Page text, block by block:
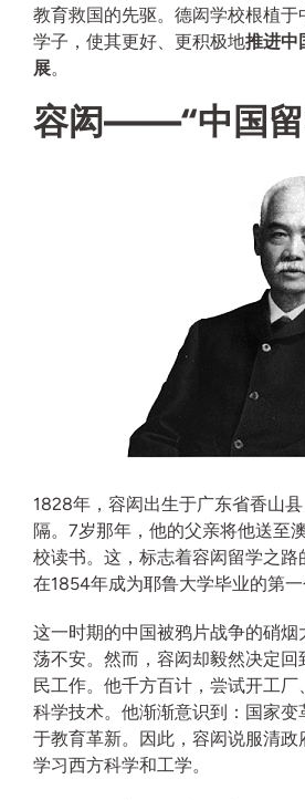
教育救国的先驱。德闳学校根植于
学子，使其更好、更积极地推进中
展。
容闳——“中国留
1828年，容闳出生于广东省香山
隔。7岁那年，他的父亲将他送至
校读书。这，标志着容闳留学之
在1854年成为耶鲁大学毕业的第一
这一时期的中国被鸦片战争的硝烟
荡不安。然而，容闳却毅然决定回
民工作。他千方百计，尝试开工
科学技术。他渐渐意识到：国家变
于教育革新。因此，容闳说服清政
学习西方科学和工学。